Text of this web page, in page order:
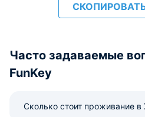
Часто задаваемые
FunKey
Сколько стоит проживание в